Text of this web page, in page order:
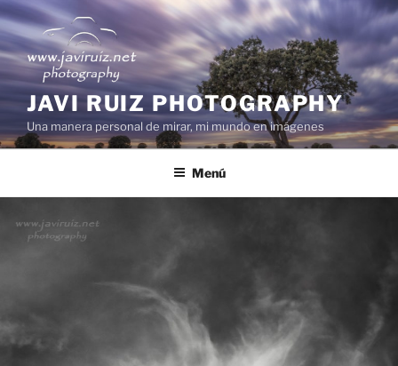
Saltar
al
contenido
JAVI RUIZ PHOTOGRAPHY
Una manera personal de mirar, mi mundo en imágenes
Menú